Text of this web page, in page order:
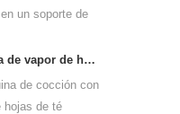
un soporte de
se puede usar
tipo de té.
Máquina de vapor de hojas de té de calentamiento continuo de gas para clases de té 6cstl-q80
de cocción con
hojas de té